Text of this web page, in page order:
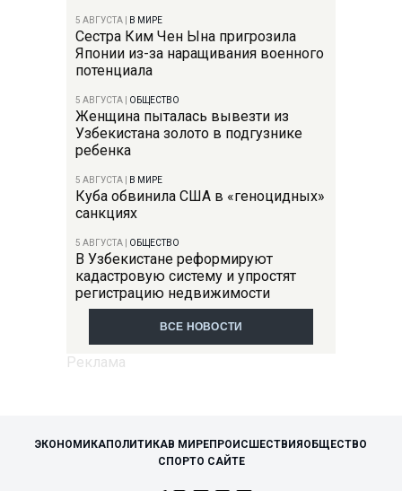
5 АВГУСТА В МИРЕ
Сестра Ким Чен Ына пригрозила
Японии из-за наращивания военного
потенциала
5 АВГУСТА ОБЩЕСТВО
Женщина пыталась вывезти из
Узбекистана золото в подгузнике
ребенка
5 АВГУСТА В МИРЕ
Куба обвинила США в «геноцидных»
санкциях
5 АВГУСТА ОБЩЕСТВО
В Узбекистане реформируют
кадастровую систему и упростят
регистрацию недвижимости
ВСЕ НОВОСТИ
ЭКОНОМИКАПОЛИТИКАВ МИРЕПРОИСШЕСТВИЯОБЩЕСТВО
СПОРТО САЙТЕ